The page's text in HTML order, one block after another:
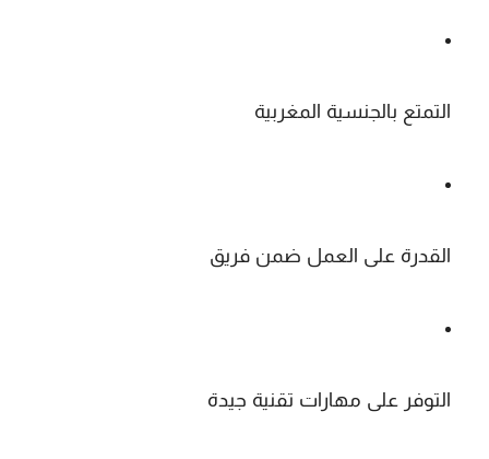
التمتع بالجنسية المغربية
القدرة على العمل ضمن فريق
التوفر على مهارات تقنية جيدة